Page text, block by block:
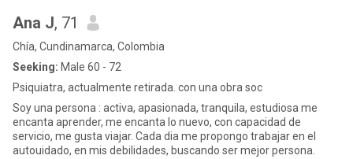
Ana J, 71
Chía, Cundinamarca, Colombia
Seeking: Male 60 - 72
Psiquiatra, actualmente retirada. con una obra soc
Soy una persona : activa, apasionada, tranquila, estudiosa me
encanta aprender, me encanta lo nuevo, con capacidad de
servicio, me gusta viajar. Cada dia me propongo trabajar en el
autouidado, en mis debilidades, buscando ser mejor persona.